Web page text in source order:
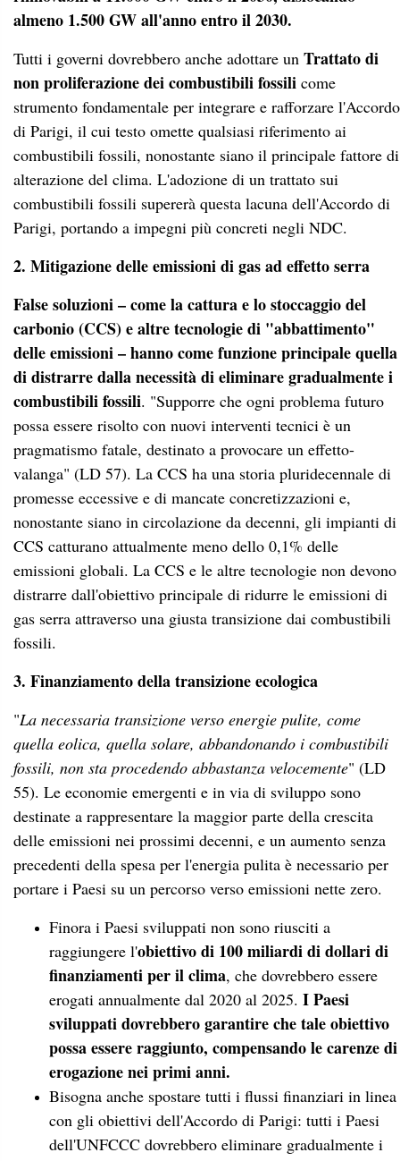
almeno 1.500 GW all'anno entro il 2030.
Tutti i governi dovrebbero anche adottare un Trattato di
non proliferazione dei combustibili fossili come
strumento fondamentale per integrare e rafforzare l'Accordo
di Parigi, il cui testo omette qualsiasi riferimento ai
combustibili fossili, nonostante siano il principale fattore di
alterazione del clima. L'adozione di un trattato sui
combustibili fossili supererà questa lacuna dell'Accordo di
Parigi, portando a impegni più concreti negli NDC.
2. Mitigazione delle emissioni di gas ad effetto serra
False soluzioni – come la cattura e lo stoccaggio del
carbonio (CCS) e altre tecnologie di "abbattimento"
delle emissioni – hanno come funzione principale quella
di distrarre dalla necessità di eliminare gradualmente i
combustibili fossili. "Supporre che ogni problema futuro
possa essere risolto con nuovi interventi tecnici è un
pragmatismo fatale, destinato a provocare un effetto-
valanga" (LD 57). La CCS ha una storia pluridecennale di
promesse eccessive e di mancate concretizzazioni e,
nonostante siano in circolazione da decenni, gli impianti di
CCS catturano attualmente meno dello 0,1% delle
emissioni globali. La CCS e le altre tecnologie non devono
distrarre dall'obiettivo principale di ridurre le emissioni di
gas serra attraverso una giusta transizione dai combustibili
fossili.
3. Finanziamento della transizione ecologica
"La necessaria transizione verso energie pulite, come
quella eolica, quella solare, abbandonando i combustibili
fossili, non sta procedendo abbastanza velocemente" (LD
55). Le economie emergenti e in via di sviluppo sono
destinate a rappresentare la maggior parte della crescita
delle emissioni nei prossimi decenni, e un aumento senza
precedenti della spesa per l'energia pulita è necessario per
portare i Paesi su un percorso verso emissioni nette zero.
Finora i Paesi sviluppati non sono riusciti a
raggiungere l'obiettivo di 100 miliardi di dollari di
finanziamenti per il clima, che dovrebbero essere
erogati annualmente dal 2020 al 2025. I Paesi
sviluppati dovrebbero garantire che tale obiettivo
possa essere raggiunto, compensando le carenze di
erogazione nei primi anni.
Bisogna anche spostare tutti i flussi finanziari in linea
con gli obiettivi dell'Accordo di Parigi: tutti i Paesi
dell'UNFCCC dovrebbero eliminare gradualmente i